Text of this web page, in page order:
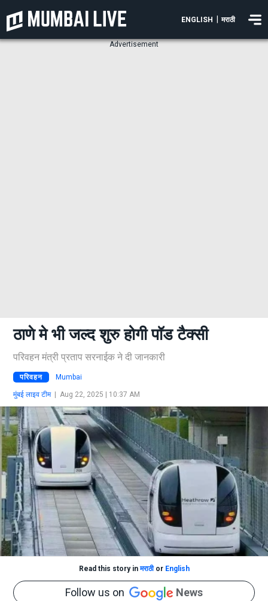
ENGLISH मराठी
Advertisement
ठाणे मे भी जल्द शुरु होगी पॉड टैक्सी
परिवहन मंत्री प्रताप सरनाईक ने दी जानकारी
परिवहन Mumbai
मुंबई लाइव टीम| Aug 22, 2025 | 10:37 AM
Read this story inमराठीor English
Follow us on News